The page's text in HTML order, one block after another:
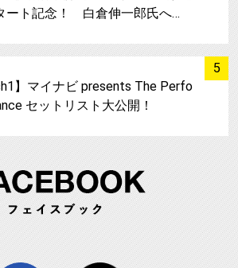
ート記念！ 白倉伸一郎氏へ…
5
】マイナビ presents The Perfo
セットリスト大公開！